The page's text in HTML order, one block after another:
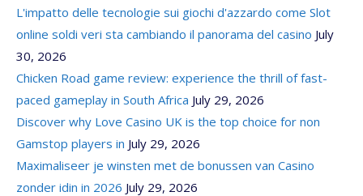
L'impatto delle tecnologie sui giochi d'azzardo come Slot
online soldi veri sta cambiando il panorama del casino July
30, 2026
Chicken Road game review: experience the thrill of fast-
paced gameplay in South Africa July 29, 2026
Discover why Love Casino UK is the top choice for non
Gamstop players in July 29, 2026
Maximaliseer je winsten met de bonussen van Casino
zonder idin in 2026 July 29, 2026